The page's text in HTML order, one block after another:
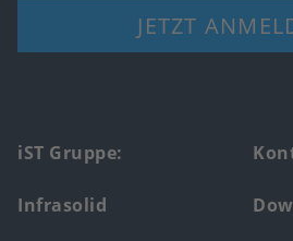
JETZT
Footer
main
iST Gruppe:
Infrasolid